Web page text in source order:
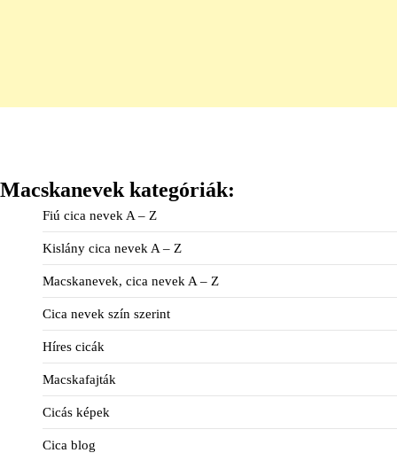
Macskanevek kategóriák:
Fiú cica nevek A – Z
Kislány cica nevek A – Z
Macskanevek, cica nevek A – Z
Cica nevek szín szerint
Híres cicák
Macskafajták
Cicás képek
Cica blog